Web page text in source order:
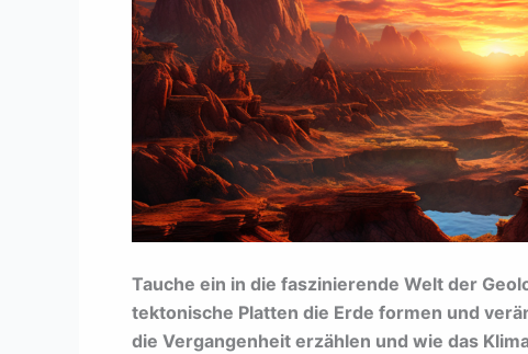
Tauche ein in die faszinierende Welt der
tektonische Platten die Erde formen und
die Vergangenheit erzählen und wie das